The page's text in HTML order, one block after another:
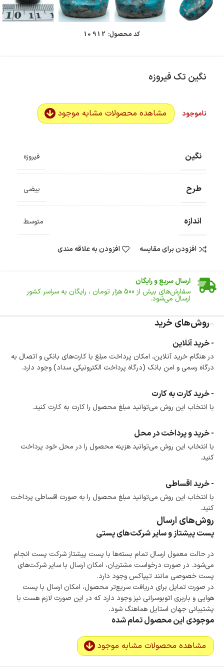
کد محصول: 10912
نگین تک فیروزه
ناموجود مشاهده محصولات مشابه موجود
نگین فیروزه
طرح بیضی
اندازه متوسط
افزودن برای مقایسه افزودن به علاقه مندی
ضمانت اصالت کالا
ارسال سریع و رایگان
سفارش‌های بیش از 500 هزار تومان ، رایگان به سراسر کشور
ارسال می‌شود.
تا 14 روز پس از تحویل کالا می‌توانید آن را برگشت دهید.
امکان پرداخت در محل
در هنگام خرید محصول، امکان انتخاب پرداخت در محل
وجود دارد.
امکان پرداخت اقساطی
است.
ضمانت اصالت کالا
گارانتی معتبر برای تمامی محصولات ارائه می‌شود.
روش‌های خرید
- خرید آنلاین
در هنگام خرید آنلاین، امکان پرداخت مبلغ با کارت‌های بانکی و اتصال به
درگاه رسمی و امن بانک (درگاه پرداخت الکترونیکی سداد) وجود دارد.
- خرید کارت به کارت
با انتخاب این روش می‌توانید مبلغ محصول را کارت به کارت کنید.
- خرید و پرداخت در محل
با انتخاب این روش می‌توانید هزینه محصول را در محل خود پرداخت
کنید.
- خرید اقساطی
با انتخاب این روش می‌توانید مبلغ محصول را به صورت اقساطی پرداخت
کنید.
روش‌های ارسال
پست پیشتاز و سایر شرکت‌های پستی
در حالت معمول ارسال تمام بسته‌ها با پست پیشتاز شرکت پست انجام
می‌شود. در صورت درخواست مشتریان، امکان ارسال با سایر شرکت‌های
پست خصوصی مانند تیپاکس وجود دارد.
در صورت تمایل برای دریافت سریع‌تر محصول، امکان ارسال با پست
هوایی و باربری اتوبوسرانی نیز وجود دارد که در این صورت لازم هست با
پشتیبانی جهان استایل هماهنگ شود.
موجودی این محصول تمام شده
مشاهده محصولات مشابه موجود